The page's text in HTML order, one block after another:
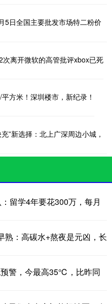
5日全国主要批发市场特二粉价
次离开微软的高管批评xbox已死
方米！深圳楼市，新纪录！
”新选择：北上广深周边小城，
留学4年要花300万，每月
熟：高碳水+熬夜是元凶，长
警，今最高35℃，比昨同